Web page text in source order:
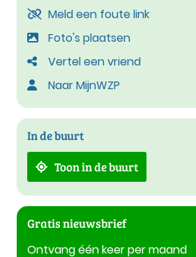
Meld een foute link
Foto's plaatsen
Vertel een vriend
Naar MijnWZP
In de buurt
Toon in de buurt
Gratis nieuwsbrief
Ontvang één keer per maand